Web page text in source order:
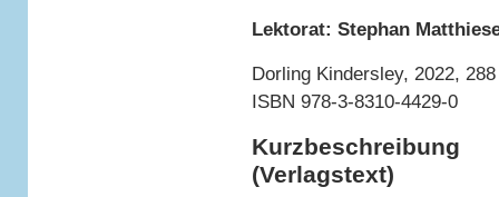
Lektorat: Stephan
Dorling Kindersley, 2022,
ISBN 978-3-8310-4429-0
Kurzbeschreibung
(Verlagstext)